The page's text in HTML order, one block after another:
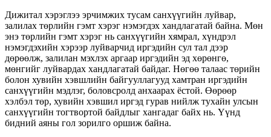
Дижитал хэрэглээ эрчимжих тусам санхүүгийн луйвар,
залилах төрлийн гэмт хэрэг нэмэгдэх хандлагатай байна. Мөн
энэ төрлийн гэмт хэрэг нь санхүүгийн хямрал, хүндрэл
нэмэгдэхийн хэрээр луйварчид иргэдийн сул тал дээр
дөрөөлж, залилан мэхлэх аргаар иргэдийн эд хөрөнгө,
мөнгийг луйвардах хандлагатай байдаг. Нөгөө талаас төрийн
болон хувийн хэвшлийн байгууллагууд хамтран иргэдийн
санхүүгийн мэдлэг, боловсролд анхаарах ёстой. Өөрөөр
хэлбэл төр, хувийн хэвшил иргэд гурав нийлж тухайн улсын
санхүүгийн тогтвортой байдлыг хангадаг байх нь. Үүнд
бидний аяны гол зорилго оршиж байна.